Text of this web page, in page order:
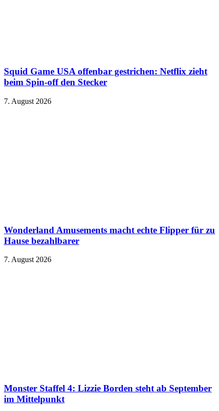
Squid Game USA offenbar gestrichen: Netflix zieht
beim Spin-off den Stecker
7. August 2026
Wonderland Amusements macht echte Flipper für zu
Hause bezahlbarer
7. August 2026
Monster Staffel 4: Lizzie Borden steht ab September
im Mittelpunkt